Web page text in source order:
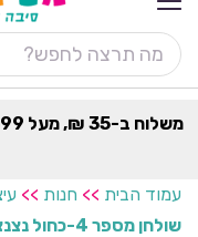
עמוד הבית >> חנות >>
שולחן מספר 4-כחול נצנצים